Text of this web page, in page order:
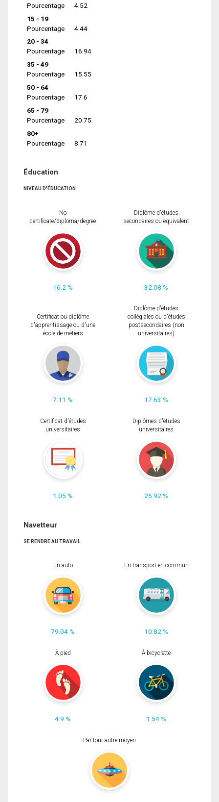
Pourcentage
4.52
15 - 19
Pourcentage
4.44
20 - 34
Pourcentage
16.94
35 - 49
Pourcentage
15.55
50 - 64
Pourcentage
17.6
65 - 79
Pourcentage
20.75
80+
Pourcentage
8.71
Éducation
NIVEAU D'ÉDUCATION
No
certificate/diploma/degree
16.2 %
Diplôme d'études
secondaires ou équivalent
32.08 %
Certificat ou diplôme
d'apprentissage ou d'une
école de métiers
7.11 %
Diplôme d'études
collégiales ou d'études
postsecondaires (non
universitaires)
17.63 %
Certificat d'études
universitaires
1.05 %
Diplômes d'études
universitaires
25.92 %
Navetteur
SE RENDRE AU TRAVAIL
En auto
79.04 %
En transport en commun
10.82 %
À pied
4.9 %
À bicyclette
1.54 %
Par tout autre moyen